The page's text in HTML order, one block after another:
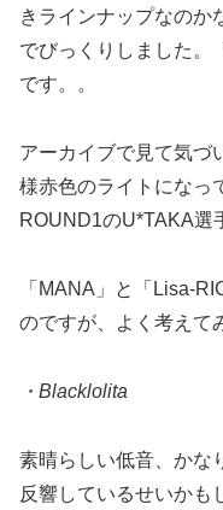
きラインナップなのか
でびっくりしました。
です。。
アーカイブで見て気づ
様赤色のライトになっ
ROUND1のU*TAKA選
「MANA」と「Lisa-
のですが、よく考えて
・Blacklolita
素晴らしい低音、かな
反響しているせいかも